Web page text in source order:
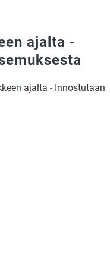
ajalta -
ajalta - Innostutaan